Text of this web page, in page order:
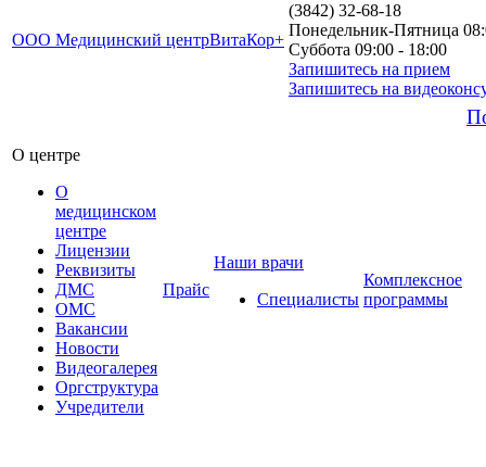
ООО Медицинский центрВитаКор+
(3842) 32-68-18
Понедельник-Пятница
Суббота 09:00 - 18:00
Запишитесь на прием
Запишитесь на
О центре
О
медицинском
центре
Лицензии
Реквизиты
ДМС
ОМС
Вакансии
Новости
Видеогалерея
Оргструктура
Учредители
Прайс
Наши врачи
Специалисты
Комплексное
программы